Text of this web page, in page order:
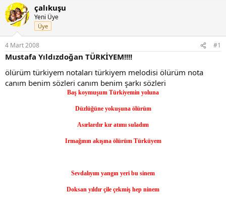
n
b
u
y
u
b
a
ş
l
a
ş
l
a
n
ı
ç
a
r
çalıkuşu
Yeni Üye
Üye
4 Mart 2008 #1
Mustafa Yıldızdoğan TÜRKİYEM!!!!
ölürüm türkiyem notaları türkiyem melodisi ölürüm nota
canım benim sözleri canım benim şarkı sözleri
Baş koymuşum Türkiyemin yoluna
Düzlüğüne yokuşuna ölürüm
Asırlardır kır atımı suladım
Irmağının akışına ölürüm Türküyem
Sevdalıyım yangın yeri bu sinem
Doksan yıldır çile çekmiş hep ninem